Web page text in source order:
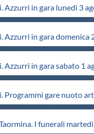
Azzurri in gara lunedì 3
Azzurri in gara domenica
Azzurri in gara sabato 1
Programmi gare nuoto
I funerali